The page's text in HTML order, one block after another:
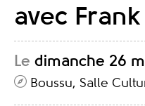
avec
Le dimanche 26
Boussu, Salle